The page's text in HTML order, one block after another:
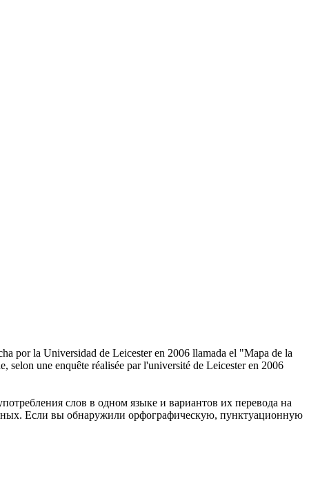
por la Universidad de Leicester en 2006 llamada el "Mapa de la
selon une enquête réalisée par l'université de Leicester en 2006
слов в одном языке и вариантов их перевода на
Если вы обнаружили орфографическую, пунктуационную